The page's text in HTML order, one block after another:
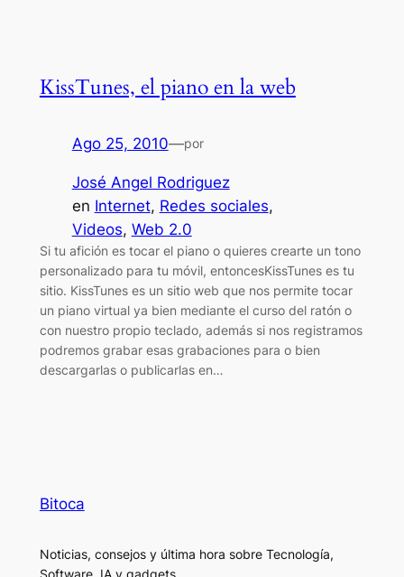
KissTunes, el piano en la web
Ago 25, 2010—por
José Angel Rodriguez
en Internet, Redes sociales
Videos, Web 2.0
Si tu afición es tocar el piano o quieres crearte un tono
personalizado para tu móvil, entoncesKissTunes es tu
sitio. KissTunes es un sitio web que nos permite tocar
un piano virtual ya bien mediante el curso del ratón o
con nuestro propio teclado, además si nos registramos
podremos grabar esas grabaciones para o bien
descargarlas o publicarlas en…
Bitoca
Noticias, consejos y última hora sobre Tecnología,
Software, IA y gadgets